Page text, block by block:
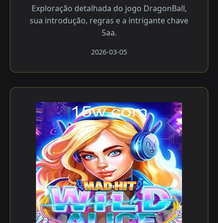
Exploração detalhada do jogo DragonBall,
sua introdução, regras e a intrigante chave
5aa.
2026-03-05